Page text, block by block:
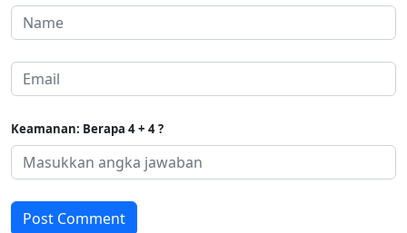
Keamanan: Berapa 4 + 4 ?
Post Comment